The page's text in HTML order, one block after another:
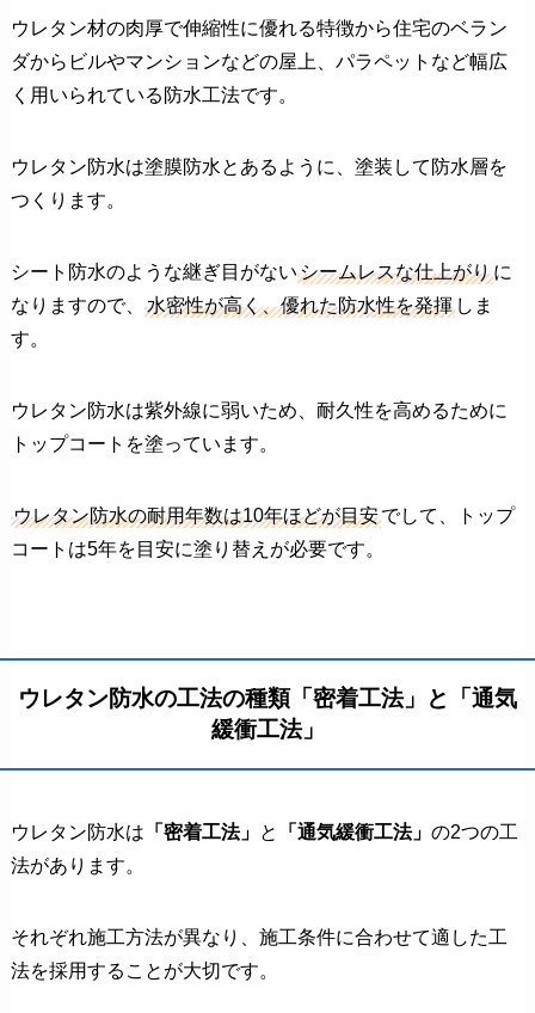
ウレタン材の肉厚で伸縮性に優れる特徴から住宅のベラン
ダからビルやマンションなどの屋上、パラペットなど幅広
く用いられている防水工法です。
ウレタン防水は塗膜防水とあるように、塗装して防水層を
つくります。
シート防水のような継ぎ目がないシームレスな仕上がりに
なりますので、
水密性が高く、優れた防水性を発揮しま
す。
ウレタン防水は紫外線に弱いため、耐久性を高めるために
トップコートを塗っています。
ウレタン防水の耐用年数は10年ほどが目安でして、トップ
コートは5年を目安に塗り替えが必要です。
ウレタン防水の工法の種類「密着工法」と「通気
緩衝工法」
ウレタン防水は 「密着工法」 と 「通気緩衝工法」 の2つの工
法があります。
それぞれ施工方法が異なり、施工条件に合わせて適した工
法を採用することが大切です。